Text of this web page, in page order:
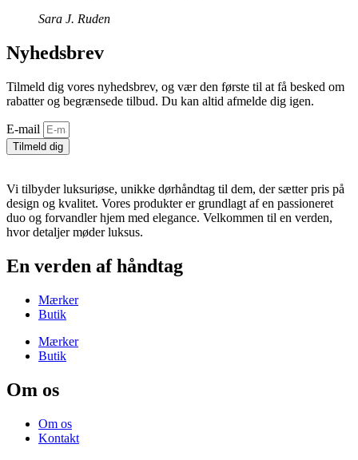
Sara J. Ruden
Nyhedsbrev
Tilmeld dig vores nyhedsbrev, og vær den første til at få besked om
rabatter og begrænsede tilbud. Du kan altid afmelde dig igen.
E-mail
Tilmeld dig
Vi tilbyder luksuriøse, unikke dørhåndtag til dem, der sætter pris på
design og kvalitet. Vores produkter er grundlagt af en passioneret
duo og forvandler hjem med elegance. Velkommen til en verden,
hvor detaljer møder luksus.
En verden af håndtag
Mærker
Butik
Mærker
Butik
Om os
Om os
Kontakt